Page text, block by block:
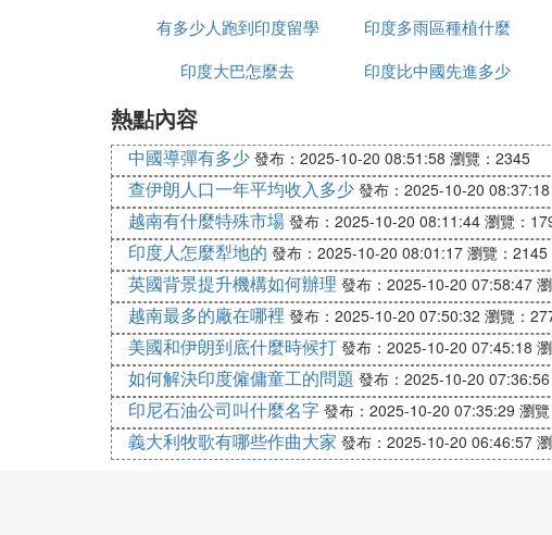
四、社會結構與制度因素
某些方面不夠完善，也加劇了貧富差距。政府的
綜上所述，印度的貧富差距大是由於歷史、經濟、
力，包括推動經濟發展均衡化、加強教育資源分
❻ 莫迪稱印度25年內成為發達國家，過
印度作為發展中國家，發展速度有所增加，其目
國家成為發達國家，面對著許多難題，尤其是經濟
現如今，印度正在大力提高居民的整體收入，還
和補貼資金，從而確保外資源源不斷流入印度。
總的來說，循序漸進地提高國家實力和經濟實力，
印度成為發達國家的目標非常明確，但是印度相關
成，踏踏實實完成經濟建設，才有可能實現目標。
有多少人跑到印度留學
印度多雨區種植什麼
印度大巴怎麼去
印度比中國先進多少
熱點內容
中國導彈有多少 發布：2025-10-20 08:51:58 瀏覽：2345
查伊朗人口一年平均收入多少 發布：2025-10-20 08:37:18
越南有什麼特殊市場 發布：2025-10-20 08:11:44 瀏覽：
印度人怎麼犁地的 發布：2025-10-20 08:01:17 瀏覽：2145
英國背景提升機構如何辦理 發布：2025-10-20 07:58:47
越南最多的廠在哪裡 發布：2025-10-20 07:50:32 瀏覽：
美國和伊朗到底什麼時候打 發布：2025-10-20 07:45:18
如何解決印度僱傭童工的問題 發布：2025-10-20 07:36:56
印尼石油公司叫什麼名字 發布：2025-10-20 07:35:29 瀏
義大利牧歌有哪些作曲大家 發布：2025-10-20 06:46:57